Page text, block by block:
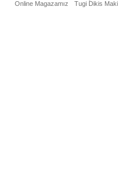
Online Magazamız
Tugi Dikis